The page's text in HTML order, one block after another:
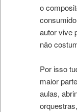
o
autor vive
não
Por isso
maior
aulas,